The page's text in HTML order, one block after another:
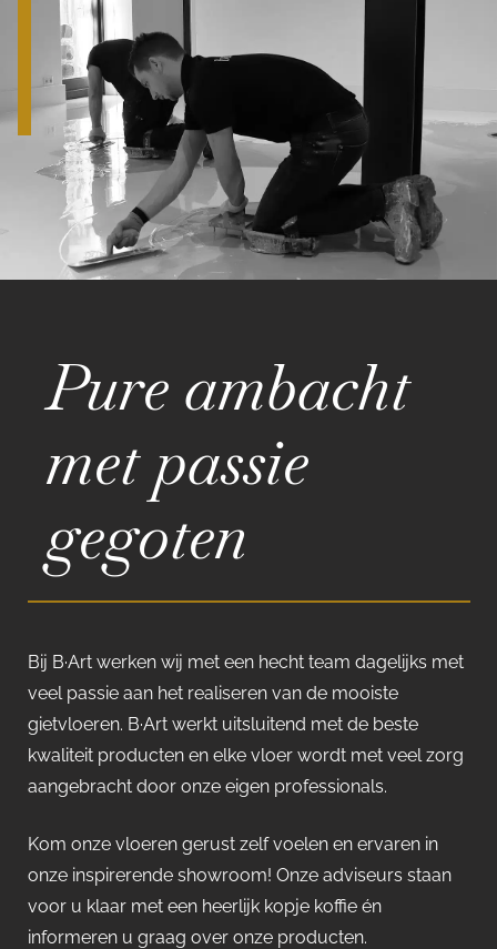
Pure ambacht
met passie
gegoten
Bij B·Art werken wij met een hecht team dagelijks met
veel passie aan het realiseren van de mooiste
gietvloeren. B·Art werkt uitsluitend met de beste
kwaliteit producten en elke vloer wordt met veel zorg
aangebracht door onze eigen professionals.
Kom onze vloeren gerust zelf voelen en ervaren in
onze inspirerende showroom! Onze adviseurs staan
voor u klaar met een heerlijk kopje koffie én
informeren u graag over onze producten.